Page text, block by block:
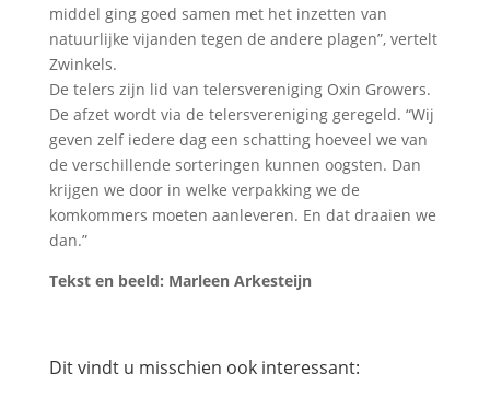
middel ging goed samen met het inzetten van
natuurlijke vijanden tegen de andere plagen”, vertelt
Zwinkels.
De telers zijn lid van telersvereniging Oxin Growers.
De afzet wordt via de telersvereniging geregeld. “Wij
geven zelf iedere dag een schatting hoeveel we van
de verschillende sorteringen kunnen oogsten. Dan
krijgen we door in welke verpakking we de
komkommers moeten aanleveren. En dat draaien we
dan.”
Tekst en beeld: Marleen Arkesteijn
Dit vindt u misschien ook interessant: